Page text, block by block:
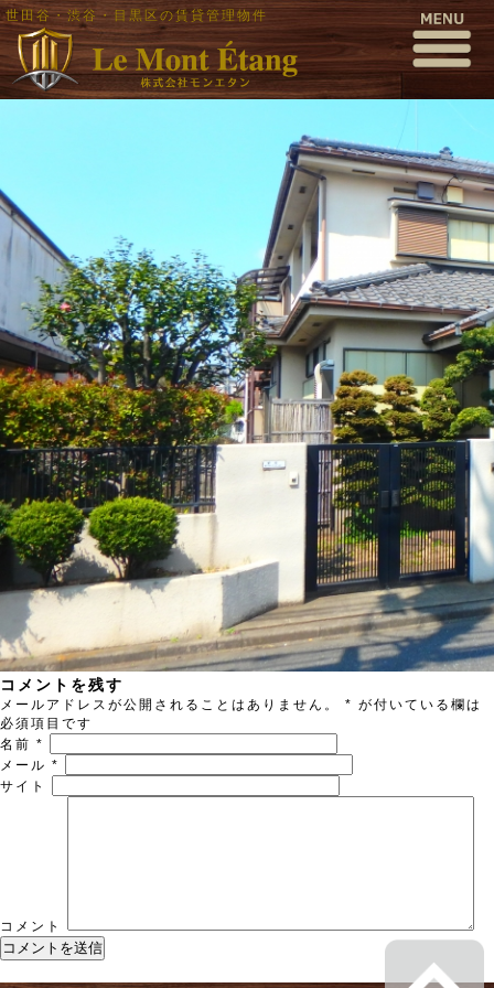
世田谷・渋谷・目黒区の賃貸管理物件
P4030003
公開日時: 2017年4月13日1000 × 563(P4030003 )
← 前へ 次へ →
コメントを残す
メールアドレスが公開されることはありません。 * が付いている欄は
必須項目です
名前 *
メール *
サイト
コメント